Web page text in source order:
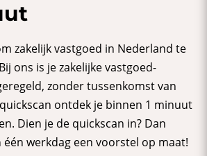
zakelijk vastgoed in Nederland te
ons is je zakelijke vastgoed­
zonder tussenkomst van
ontdek je binnen 1 minuut
Dien je de quickscan in? Dan
werkdag een voorstel op maat!